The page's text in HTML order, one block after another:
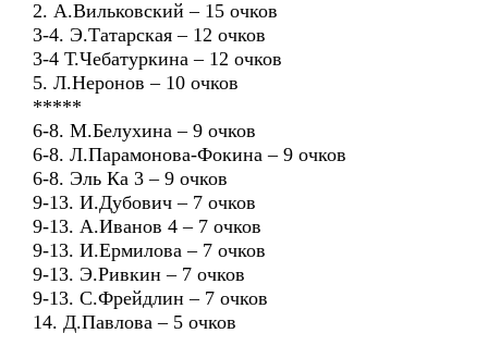
2. А.Вильковский – 15 очков
3-4. Э.Татарская – 12 очков
3-4 Т.Чебатуркина – 12 очков
5. Л.Неронов – 10 очков
*****
6-8. М.Белухина – 9 очков
6-8. Л.Парамонова-Фокина – 9 очков
6-8. Эль Ка 3 – 9 очков
9-13. И.Дубович – 7 очков
9-13. А.Иванов 4 – 7 очков
9-13. И.Ермилова – 7 очков
9-13. Э.Ривкин – 7 очков
9-13. С.Фрейдлин – 7 очков
14. Д.Павлова – 5 очков